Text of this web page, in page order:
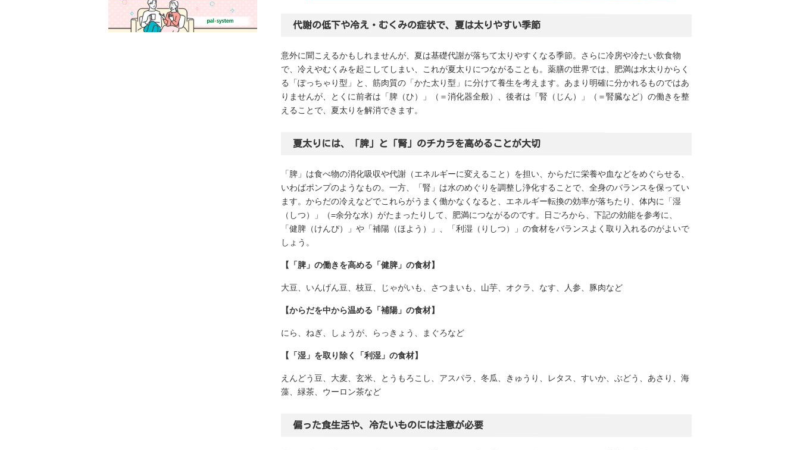
代謝の低下や冷え・むくみの症状で、夏は太りやすい季節
意外に聞こえるかもしれませんが、夏は基礎代謝が落ちて太りやすくなる季節。さらに冷房や冷たい飲食物
で、冷えやむくみを起こしてしまい、これが夏太りにつながることも。薬膳の世界では、肥満は水太りからく
る「ぽっちゃり型」と、筋肉質の「かた太り型」に分けて養生を考えます。あまり明確に分かれるものではあ
りませんが、とくに前者は「脾（ひ）」（＝消化器全般）、後者は「腎（じん）」（＝腎臓など）の働きを整
えることで、夏太りを解消できます。
夏太りには、「脾」と「腎」のチカラを高めることが大切
「脾」は食べ物の消化吸収や代謝（エネルギーに変えること）を担い、からだに栄養や血などをめぐらせる、
いわばポンプのようなもの。一方、「腎」は水のめぐりを調整し浄化することで、全身のバランスを保ってい
ます。からだの冷えなどでこれらがうまく働かなくなると、エネルギー転換の効率が落ちたり、体内に「湿
（しつ）」（=余分な水）がたまったりして、肥満につながるのです。日ごろから、下記の効能を参考に、
「健脾（けんぴ）」や「補陽（ほよう）」、「利湿（りしつ）」の食材をバランスよく取り入れるのがよいで
しょう。
【「脾」の働きを高める「健脾」の食材】
大豆、いんげん豆、枝豆、じゃがいも、さつまいも、山芋、オクラ、なす、人参、豚肉など
【からだを中から温める「補陽」の食材】
にら、ねぎ、しょうが、らっきょう、まぐろなど
【「湿」を取り除く「利湿」の食材】
えんどう豆、大麦、玄米、とうもろこし、アスパラ、冬瓜、きゅうり、レタス、すいか、ぶどう、あさり、海
藻、緑茶、ウーロン茶など
偏った食生活や、冷たいものには注意が必要